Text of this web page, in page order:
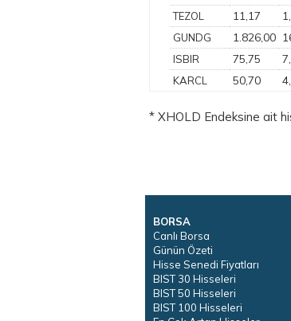
TEZOL 11,17
GUNDG 1.826,00
ISBIR 75,75
KARCL 50,70
* XHOLD Endeksine ait
BORSA
Canlı Borsa
Günün Özeti
Hisse Senedi Fiyatları
BIST 30 Hisseleri
BIST 50 Hisseleri
BIST 100 Hisseleri